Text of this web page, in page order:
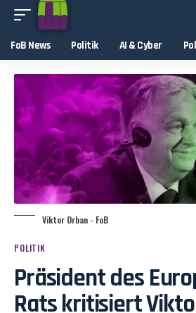
FoB News Politik AI & Cyber
Viktor Orban - FoB
POLITIK
Präsident des
Rats kritisiert